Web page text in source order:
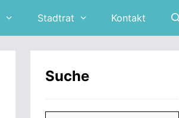
Stadtrat Kontakt
Suche